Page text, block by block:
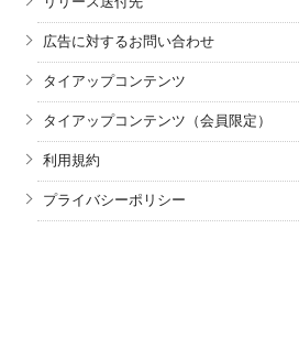
広告に対するお問い合わせ
タイアップコンテンツ
タイアップコンテンツ（会員限定）
利用規約
プライバシーポリシー